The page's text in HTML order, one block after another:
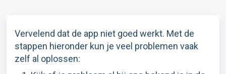
Vervelend dat de app niet goed werkt. Met de
stappen hieronder kun je veel problemen vaak
zelf al oplossen: